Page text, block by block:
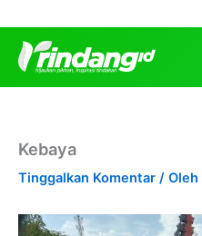
ke
konten
Kebaya
Tinggalkan Komentar / Oleh